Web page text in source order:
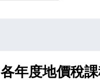
各年度地價稅